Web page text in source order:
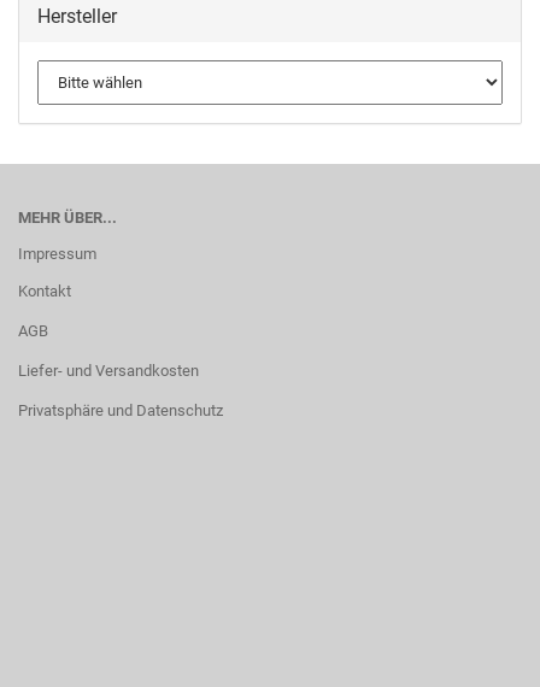
Hersteller
MEHR ÜBER...
Impressum
Kontakt
AGB
Liefer- und Versandkosten
Privatsphäre und Datenschutz